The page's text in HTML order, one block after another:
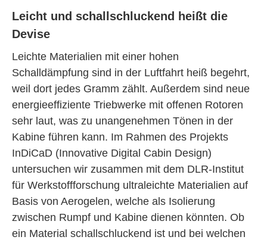
Leicht und schallschluckend heißt die
Devise
Leichte Materialien mit einer hohen
Schalldämpfung sind in der Luftfahrt heiß begehrt,
weil dort jedes Gramm zählt. Außerdem sind neue
energieeffiziente Triebwerke mit offenen Rotoren
sehr laut, was zu unangenehmen Tönen in der
Kabine führen kann. Im Rahmen des Projekts
InDiCaD (Innovative Digital Cabin Design)
untersuchen wir zusammen mit dem DLR-Institut
für Werkstoffforschung ultraleichte Materialien auf
Basis von Aerogelen, welche als Isolierung
zwischen Rumpf und Kabine dienen könnten. Ob
ein Material schallschluckend ist und bei welchen